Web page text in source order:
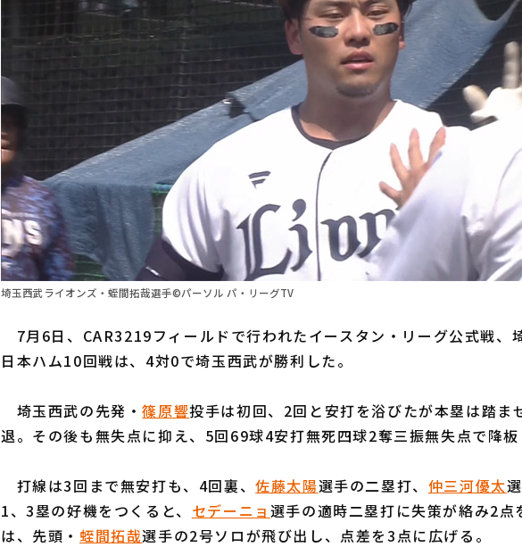
埼玉西武ライオンズ・蛭間拓哉選手©パーソル パ・リーグTV
7月6日、CAR3219フィールドで行われたイースタン・リーグ公式戦、
日本ハム10回戦は、4対0で埼玉西武が勝利した。
埼玉西武の先発・篠原響投手は初回、2回と安打を浴びたが本塁は踏ま
退。その後も無失点に抑え、5回69球4安打無死四球2奪三振無失点で降板
打線は3回まで無安打も、4回裏、佐藤太陽選手の二塁打、 仲三河優太
1、3塁の好機をつくると、 セデーニョ 選手の適時二塁打に失策が絡み2点
は、先頭・ 蛭間拓哉選手の2号ソロが飛び出し、点差を3点に広げる。